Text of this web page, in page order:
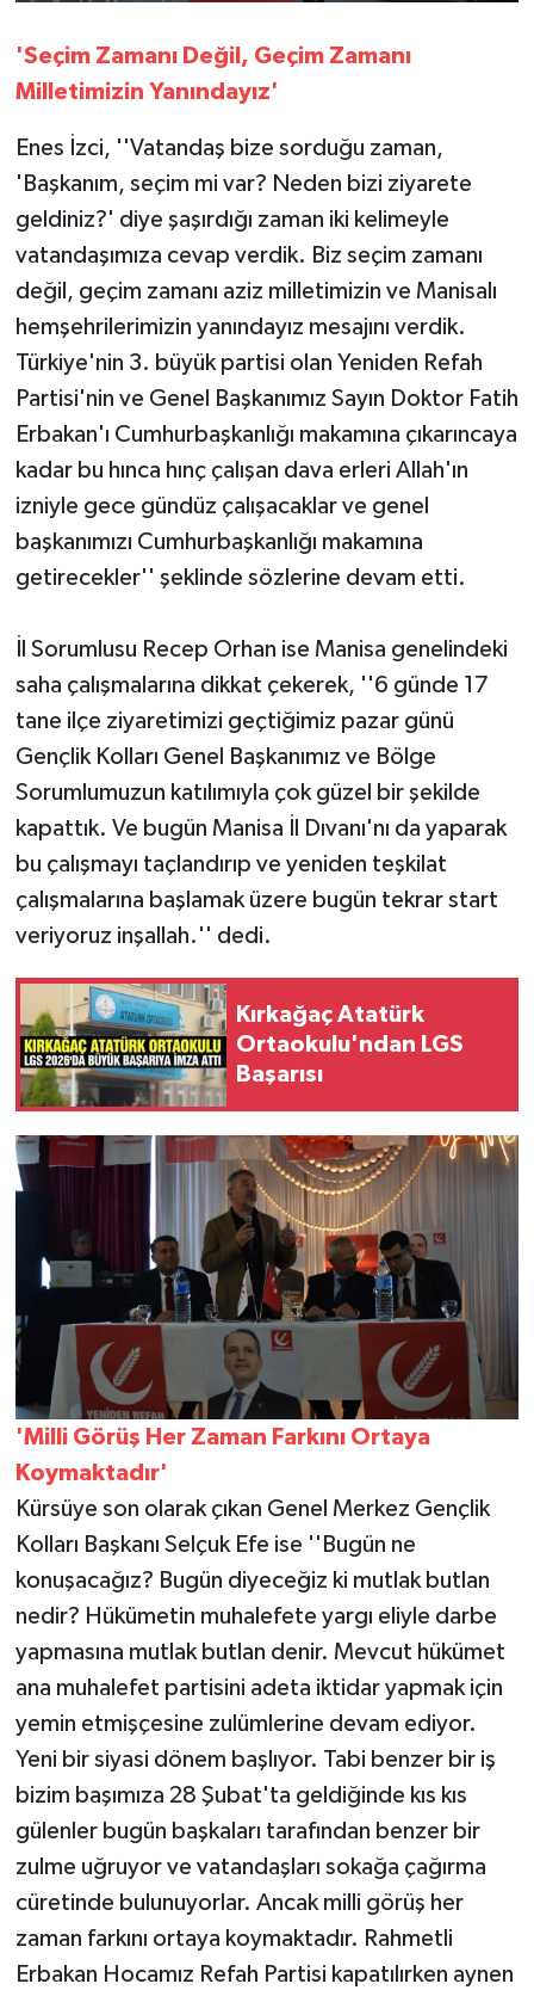
'Seçim Zamanı Değil, Geçim Zamanı
Milletimizin Yanındayız'
Enes İzci, ''Vatandaş bize sorduğu zaman,
'Başkanım, seçim mi var? Neden bizi ziyarete
geldiniz?' diye şaşırdığı zaman iki kelimeyle
vatandaşımıza cevap verdik. Biz seçim zamanı
değil, geçim zamanı aziz milletimizin ve Manisalı
hemşehrilerimizin yanındayız mesajını verdik.
Türkiye'nin 3. büyük partisi olan Yeniden Refah
Partisi'nin ve Genel Başkanımız Sayın Doktor Fatih
Erbakan'ı Cumhurbaşkanlığı makamına çıkarıncaya
kadar bu hınca hınç çalışan dava erleri Allah'ın
izniyle gece gündüz çalışacaklar ve genel
başkanımızı Cumhurbaşkanlığı makamına
getirecekler'' şeklinde sözlerine devam etti.
İl Sorumlusu Recep Orhan ise Manisa genelindeki
saha çalışmalarına dikkat çekerek, ''6 günde 17
tane ilçe ziyaretimizi geçtiğimiz pazar günü
Gençlik Kolları Genel Başkanımız ve Bölge
Sorumlumuzun katılımıyla çok güzel bir şekilde
kapattık. Ve bugün Manisa İl Dıvanı'nı da yaparak
bu çalışmayı taçlandırıp ve yeniden teşkilat
çalışmalarına başlamak üzere bugün tekrar start
veriyoruz inşallah.'' dedi.
Kırkağaç Atatürk
Ortaokulu'ndan LGS
Başarısı
'Milli Görüş Her Zaman Farkını Ortaya
Koymaktadır'
Kürsüye son olarak çıkan Genel Merkez Gençlik
Kolları Başkanı Selçuk Efe ise ''Bugün ne
konuşacağız? Bugün diyeceğiz ki mutlak butlan
nedir? Hükümetin muhalefete yargı eliyle darbe
yapmasına mutlak butlan denir. Mevcut hükümet
ana muhalefet partisini adeta iktidar yapmak için
yemin etmişçesine zulümlerine devam ediyor.
Yeni bir siyasi dönem başlıyor. Tabi benzer bir iş
bizim başımıza 28 Şubat'ta geldiğinde kıs kıs
gülenler bugün başkaları tarafından benzer bir
zulme uğruyor ve vatandaşları sokağa çağırma
cüretinde bulunuyorlar. Ancak milli görüş her
zaman farkını ortaya koymaktadır. Rahmetli
Erbakan Hocamız Refah Partisi kapatılırken aynen